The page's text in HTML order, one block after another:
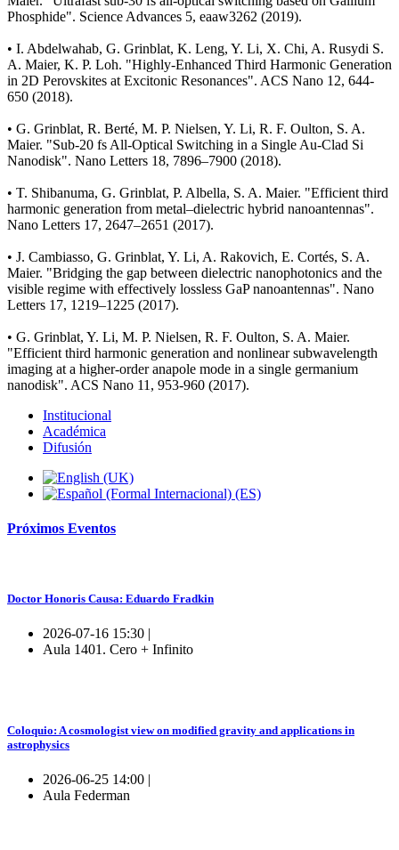
Phosphide". Science Advances 5, eaaw3262 (2019).
• I. Abdelwahab, G. Grinblat, K. Leng, Y. Li, X. Chi, A. Rusydi S.
A. Maier, K. P. Loh. "Highly-Enhanced Third Harmonic Generation
in 2D Perovskites at Excitonic Resonances". ACS Nano 12, 644-
650 (2018).
• G. Grinblat, R. Berté, M. P. Nielsen, Y. Li, R. F. Oulton, S. A.
Maier. "Sub-20 fs All-Optical Switching in a Single Au-Clad Si
Nanodisk". Nano Letters 18, 7896–7900 (2018).
• T. Shibanuma, G. Grinblat, P. Albella, S. A. Maier. "Efficient third
harmonic generation from metal–dielectric hybrid nanoantennas".
Nano Letters 17, 2647–2651 (2017).
• J. Cambiasso, G. Grinblat, Y. Li, A. Rakovich, E. Cortés, S. A.
Maier. "Bridging the gap between dielectric nanophotonics and the
visible regime with effectively lossless GaP nanoantennas". Nano
Letters 17, 1219–1225 (2017).
• G. Grinblat, Y. Li, M. P. Nielsen, R. F. Oulton, S. A. Maier.
"Efficient third harmonic generation and nonlinear subwavelength
imaging at a higher-order anapole mode in a single germanium
nanodisk". ACS Nano 11, 953-960 (2017).
Institucional
Académica
Difusión
Próximos Eventos
Doctor Honoris Causa: Eduardo Fradkin
2026-07-16 15:30 |
Aula 1401. Cero + Infinito
Coloquio: A cosmologist view on modified gravity and applications in
astrophysics
2026-06-25 14:00 |
Aula Federman